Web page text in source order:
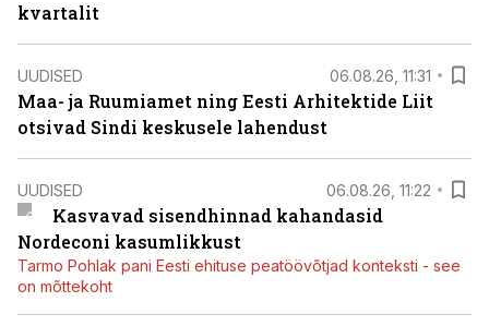
kvartalit
UUDISED 06.08.26, 11:31
Maa- ja Ruumiamet ning Eesti Arhitektide Liit
otsivad Sindi keskusele lahendust
UUDISED 06.08.26, 11:22
Kasvavad sisendhinnad kahandasid
Nordeconi kasumlikkust
Tarmo Pohlak pani Eesti ehituse peatöövõtjad konteksti - see
on mõttekoht